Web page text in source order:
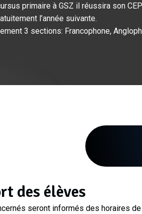
primaire à GSZ il réussira son
l’année suivante.
3 sections: Francophone,
des élèves
seront informés des horaires